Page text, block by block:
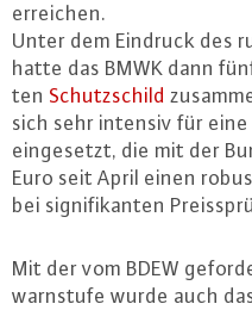
erreichen.
Unter dem Eindruck des
hatte das BMWK dann
ten Schutz­schild
sich sehr intensiv für
ein­ge­setzt, die mit der
Euro seit April einen
bei si­gni­fi­kan­ten
Mit der vom BDEW
warn­stu­fe wurde auch